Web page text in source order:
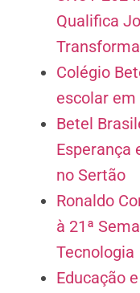
Qualifica
Colégio
escolar
Betel
Esperança
no Sertão
Ronaldo
à 21ª
Tecnologia
Educação